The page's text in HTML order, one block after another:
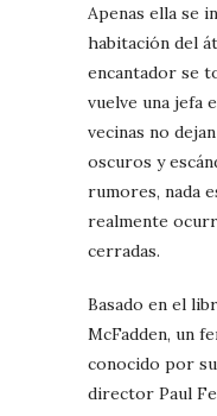
Apenas ella se
habitación del
encantador se
vuelve una jefa
vecinas no
oscuros y
rumores, nada
realmente
cerradas.
Basado en el
McFadden, un
conocido por
director Paul